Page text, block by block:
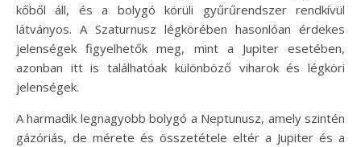
kőből áll, és a bolygó körüli gyűrűrendszer rendkívül
látványos. A Szaturnusz légkörében hasonlóan érdekes
jelenségek figyelhetők meg, mint a Jupiter esetében,
azonban itt is találhatóak különböző viharok és légköri
jelenségek.
A harmadik legnagyobb bolygó a Neptunusz, amely szintén
gázóriás, de mérete és összetétele eltér a Jupiter és a